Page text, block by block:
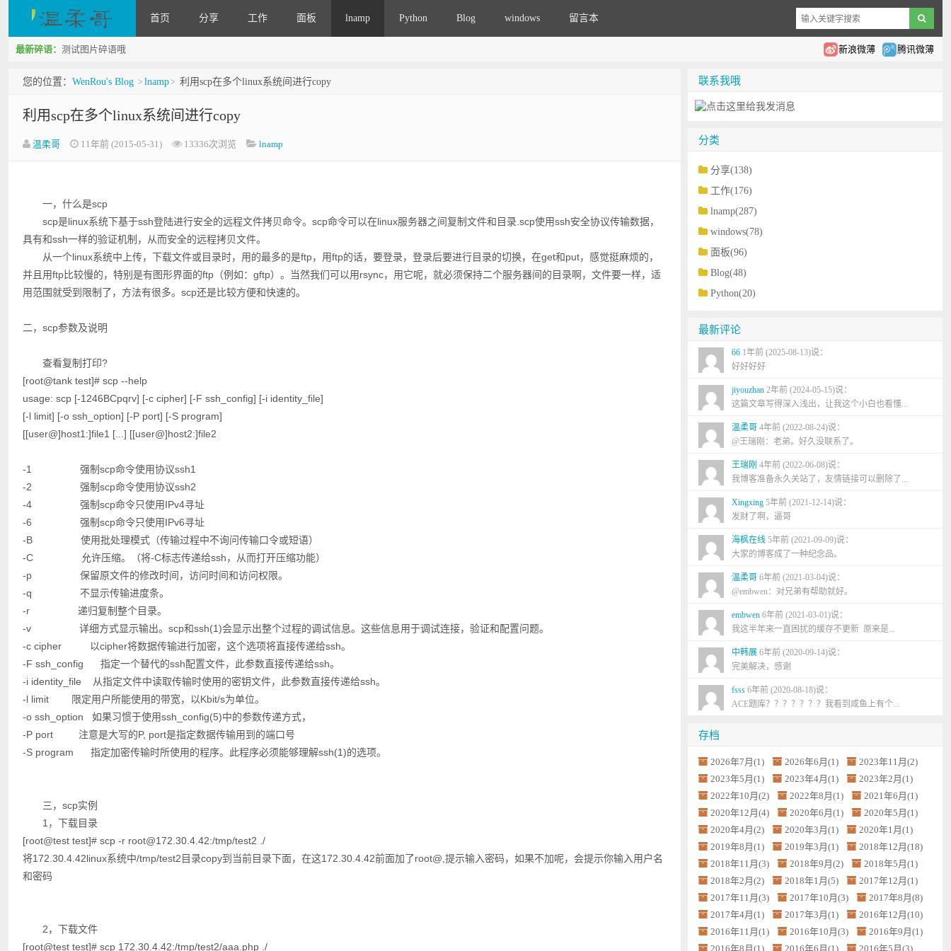
首页 分享 工作 面板 lnamp Python Blog windows 留言本
新浪微薄 腾讯微薄
最新碎语： 测试图片碎语哦
您的位置： WenRou's Blog > lnamp> 利用scp在多个linux系统间进行copy
利用scp在多个linux系统间进行copy
温柔哥 11年前 (2015-05-31) 13336次浏览 lnamp
一，什么是scp
scp是linux系统下基于ssh登陆进行安全的远程文件拷贝命令。scp命令可以在linux服务器之间复制文件和目录.scp使用ssh安全协议传输数据，
具有和ssh一样的验证机制，从而安全的远程拷贝文件。
从一个linux系统中上传，下载文件或目录时，用的最多的是ftp，用ftp的话，要登录，登录后要进行目录的切换，在get和put，感觉挺麻烦的，
并且用ftp比较慢的，特别是有图形界面的ftp（例如：gftp）。当然我们可以用rsync，用它呢，就必须保持二个服务器间的目录啊，文件要一样，适
用范围就受到限制了，方法有很多。scp还是比较方便和快速的。
二，scp参数及说明
查看复制打印?
[root@tank test]# scp --help
usage: scp [-1246BCpqrv] [-c cipher] [-F ssh_config] [-i identity_file]
[-l limit] [-o ssh_option] [-P port] [-S program]
[[user@]host1:]file1 [...] [[user@]host2:]file2
-1 强制scp命令使用协议ssh1
-2 强制scp命令使用协议ssh2
-4 强制scp命令只使用IPv4寻址
-6 强制scp命令只使用IPv6寻址
-B 使用批处理模式（传输过程中不询问传输口令或短语）
-C 允许压缩。（将-C标志传递给ssh，从而打开压缩功能）
-p 保留原文件的修改时间，访问时间和访问权限。
-q 不显示传输进度条。
-r 递归复制整个目录。
-v 详细方式显示输出。scp和ssh(1)会显示出整个过程的调试信息。这些信息用于调试连接，验证和配置问题。
-c cipher 以cipher将数据传输进行加密，这个选项将直接传递给ssh。
-F ssh_config 指定一个替代的ssh配置文件，此参数直接传递给ssh。
-i identity_file 从指定文件中读取传输时使用的密钥文件，此参数直接传递给ssh。
-l limit 限定用户所能使用的带宽，以Kbit/s为单位。
-o ssh_option 如果习惯于使用ssh_config(5)中的参数传递方式，
-P port 注意是大写的P, port是指定数据传输用到的端口号
-S program 指定加密传输时所使用的程序。此程序必须能够理解ssh(1)的选项。
三，scp实例
1，下载目录
[root@test test]# scp -r root@172.30.4.42:/tmp/test2 ./
将172.30.4.42linux系统中/tmp/test2目录copy到当前目录下面，在这172.30.4.42前面加了root@,提示输入密码，如果不加呢，会提示你输入用户名
和密码
2，下载文件
[root@test test]# scp 172.30.4.42:/tmp/test2/aaa.php ./
联系我哦
分类
分享(138)
工作(176)
lnamp(287)
windows(78)
面板(96)
Blog(48)
Python(20)
最新评论
66 1年前 (2025-08-13)说：
好好好好
jiyouzhan 2年前 (2024-05-15)说：
这篇文章写得深入浅出，让我这个小白也看懂...
温柔哥 4年前 (2022-08-24)说：
@王瑞刚：老弟。好久没联系了。
王瑞刚 4年前 (2022-06-08)说：
我博客准备永久关站了，友情链接可以删除了...
Xingxing 5年前 (2021-12-14)说：
发财了啊，逼哥
海枫在线 5年前 (2021-09-09)说：
大家的博客成了一种纪念品。
温柔哥 6年前 (2021-03-04)说：
@embwen：对兄弟有帮助就好。
embwen 6年前 (2021-03-01)说：
我这半年来一直困扰的缓存不更新 原来是...
中韩展 6年前 (2020-09-14)说：
完美解决，感谢
fsss 6年前 (2020-08-18)说：
ACE题库？？？？？？？我看到咸鱼上有个...
存档
2026年7月(1) 2026年6月(1)
2023年11月(2)
2023年5月(1)
2023年4月(1)
2023年2月(1)
2022年10月(2)
2022年8月(1)
2021年6月(1)
2020年12月(4)
2020年6月(1)
2020年5月(1)
2020年4月(2)
2020年3月(1)
2020年1月(1)
2019年8月(1)
2019年3月(1)
2018年12月(18)
2018年11月(3)
2018年9月(2)
2018年5月(1)
2018年2月(2)
2018年1月(5)
2017年12月(1)
2017年11月(3)
2017年10月(3)
2017年8月(8)
2017年4月(1)
2017年3月(1)
2016年12月(10)
2016年11月(1)
2016年10月(3)
2016年9月(1)
2016年8月(1)
2016年6月(1)
2016年5月(3)